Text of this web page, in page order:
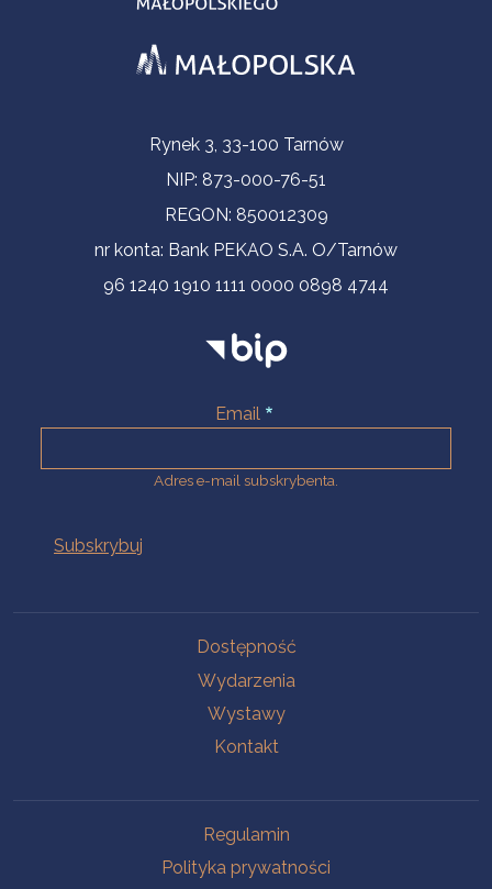
Informacje kontaktoweRynek 3, 33-100 Tarnów
NIP: 873-000-76-51
REGON: 850012309
nr konta: Bank PEKAO S.A. O/Tarnów
96 1240 1910 1111 0000 0898 4744
Email
Adres e-mail subskrybenta.
Dostępność
Wydarzenia
Wystawy
Kontakt
Regulamin
Polityka prywatności